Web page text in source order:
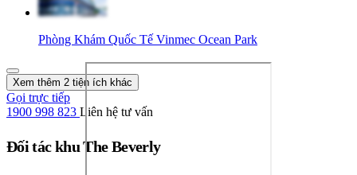
Phòng Khám Quốc Tế Vinmec Ocean Park
Xem thêm 2 tiện ích khác
Gọi trực tiếp
1900 998 823 Liên hệ tư vấn
Đối tác khu The Beverly